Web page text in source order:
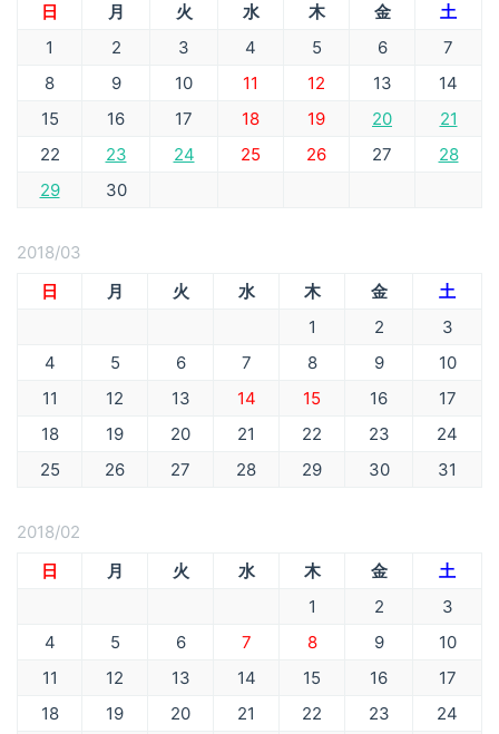
日
月 火 水 木 金
土
1
2 3 4 5 6
7
8
9 10 11 12 13
14
15
16 17 18 19 20
21
22
23 24 25 26 27
28
29
30
2018/03
日
月 火 水 木 金
土
1
2
3
4
5 6 7 8 9
10
11
12 13 14 15 16
17
18
19 20 21 22 23
24
25
26 27 28 29 30 31
2018/02
日
月 火 水 木 金
土
1
2
3
4
5 6 7 8 9
10
11
12 13 14 15 16
17
18
19 20 21 22 23
24